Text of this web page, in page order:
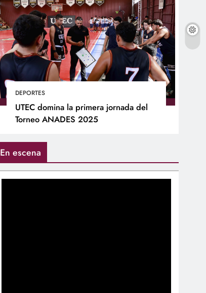
DEPORTES
UTEC domina la primera jornada del
Torneo ANADES 2025
En escena